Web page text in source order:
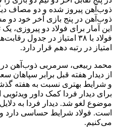
ذوب‌آهن پیروز شده و دو مصاف
ذوب‌آهن در پنج بازی آخر خود دو
این آمار برای فولاد دو
امتیاز در رتبه دهم قرار دارد.
محمد ربیعی، سرمربی ذوب‌آهن
از دیدار هفته قبل برابر سپاهان
و شرایط بهتری نسبت به هفته
برای دیدار فردا کمک داور
موضوع لغو شد. دیدار فردا به
است. فولاد شرایط حساسی دارد
می‌کنیم.